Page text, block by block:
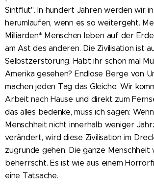
Sintflut". In hundert Jahren werden wir in
herumlaufen, wenn es so weitergeht.
Milliarden* Menschen leben auf der
am Ast des anderen. Die Zivilisation ist
Selbstzerstörung. Habt ihr schon mal
Amerika gesehen? Endlose Berge von
machen jeden Tag das Gleiche: Wir
Arbeit nach Hause und direkt zum
das alles bedenke, muss ich sagen:
Menschheit nicht innerhalb weniger
verändert, wird diese Zivilisation im
zugrunde gehen. Die ganze Menschheit
beherrscht. Es ist wie aus einem
eine Tatsache.